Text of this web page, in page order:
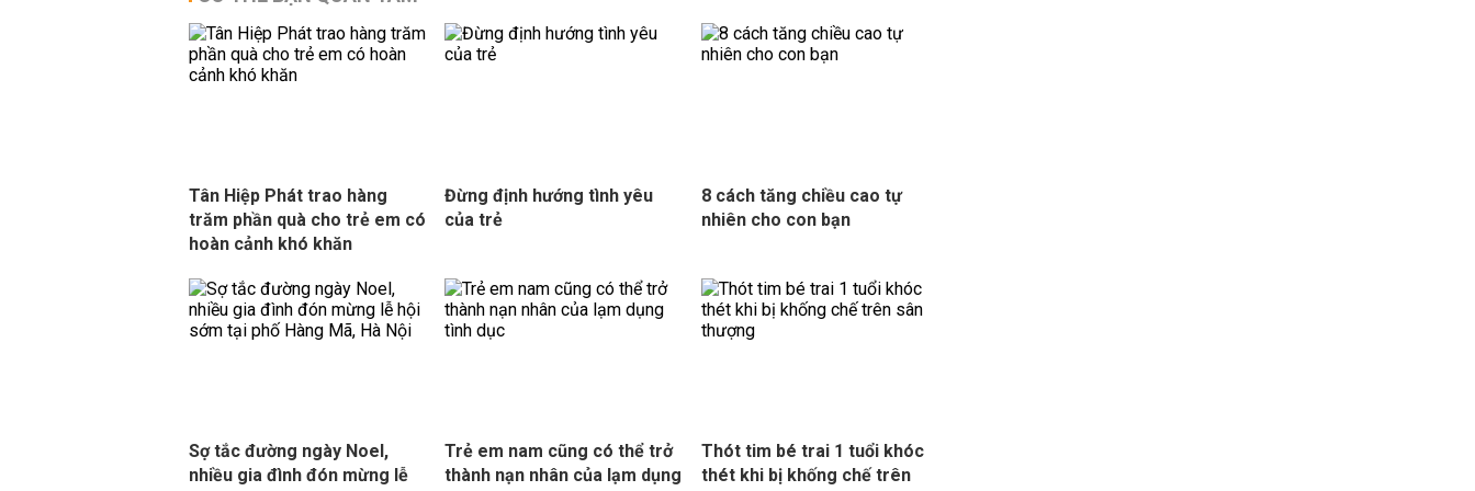
Tân Hiệp Phát trao hàng
trăm phần quà cho trẻ em có
hoàn cảnh khó khăn
Đừng định hướng tình yêu
của trẻ
8 cách tăng chiều cao tự
nhiên cho con bạn
Sợ tắc đường ngày Noel,
nhiều gia đình đón mừng lễ
Trẻ em nam cũng có thể trở
thành nạn nhân của lạm dụng
Thót tim bé trai 1 tuổi khóc
thét khi bị khống chế trên